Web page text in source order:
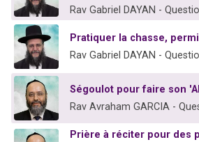
Rav Gabriel DAYAN -
Pratiquer la chasse,
Rav Gabriel DAYAN -
Ségoulot pour faire son
Rav Avraham GARCIA -
Prière à réciter pour des